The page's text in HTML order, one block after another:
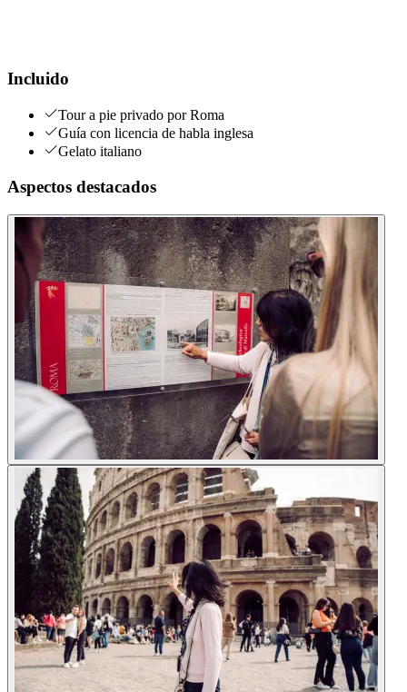
Incluido
Tour a pie privado por Roma
Guía con licencia de habla inglesa
Gelato italiano
Aspectos destacados